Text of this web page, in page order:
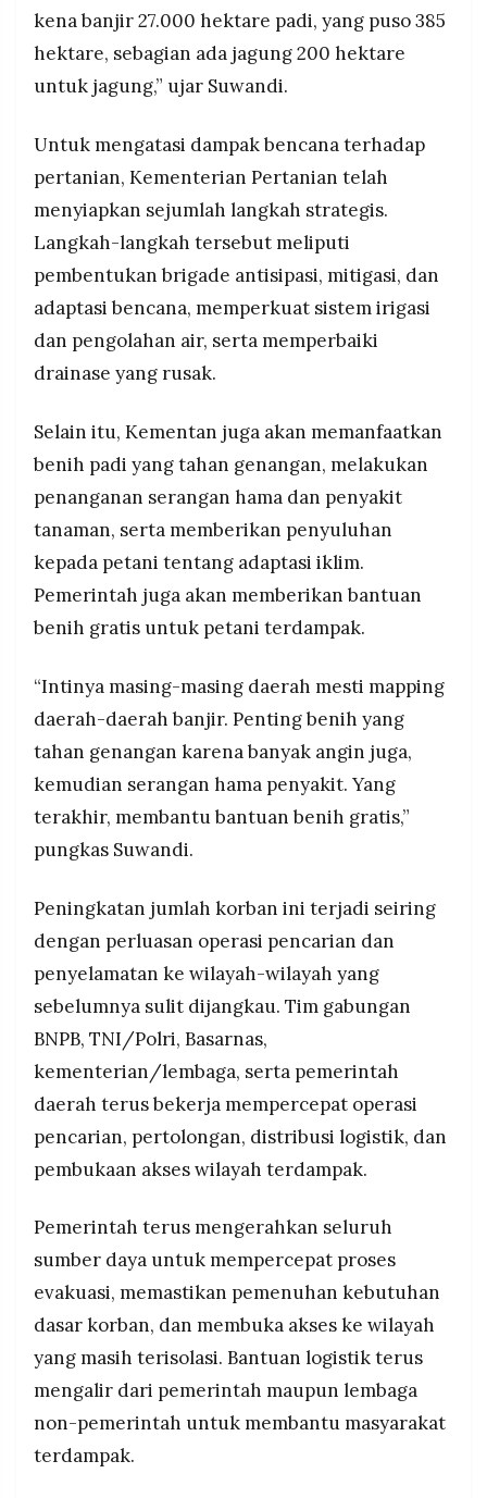
kena banjir 27.000 hektare padi, yang puso 385
hektare, sebagian ada jagung 200 hektare
untuk jagung,” ujar Suwandi.
Untuk mengatasi dampak bencana terhadap
pertanian, Kementerian Pertanian telah
menyiapkan sejumlah langkah strategis.
Langkah-langkah tersebut meliputi
pembentukan brigade antisipasi, mitigasi, dan
adaptasi bencana, memperkuat sistem irigasi
dan pengolahan air, serta memperbaiki
drainase yang rusak.
Selain itu, Kementan juga akan memanfaatkan
benih padi yang tahan genangan, melakukan
penanganan serangan hama dan penyakit
tanaman, serta memberikan penyuluhan
kepada petani tentang adaptasi iklim.
Pemerintah juga akan memberikan bantuan
benih gratis untuk petani terdampak.
“Intinya masing-masing daerah mesti mapping
daerah-daerah banjir. Penting benih yang
tahan genangan karena banyak angin juga,
kemudian serangan hama penyakit. Yang
terakhir, membantu bantuan benih gratis,”
pungkas Suwandi.
Peningkatan jumlah korban ini terjadi seiring
dengan perluasan operasi pencarian dan
penyelamatan ke wilayah-wilayah yang
sebelumnya sulit dijangkau. Tim gabungan
BNPB, TNI/Polri, Basarnas,
kementerian/lembaga, serta pemerintah
daerah terus bekerja mempercepat operasi
pencarian, pertolongan, distribusi logistik, dan
pembukaan akses wilayah terdampak.
Pemerintah terus mengerahkan seluruh
sumber daya untuk mempercepat proses
evakuasi, memastikan pemenuhan kebutuhan
dasar korban, dan membuka akses ke wilayah
yang masih terisolasi. Bantuan logistik terus
mengalir dari pemerintah maupun lembaga
non-pemerintah untuk membantu masyarakat
terdampak.